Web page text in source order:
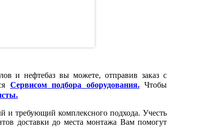
и нефтебаз вы можете, отправив заказ с
Сервисом подбора оборудования.Чтобы
и требующий комплексного подхода. Учесть
доставки до места монтажа Вам помогут